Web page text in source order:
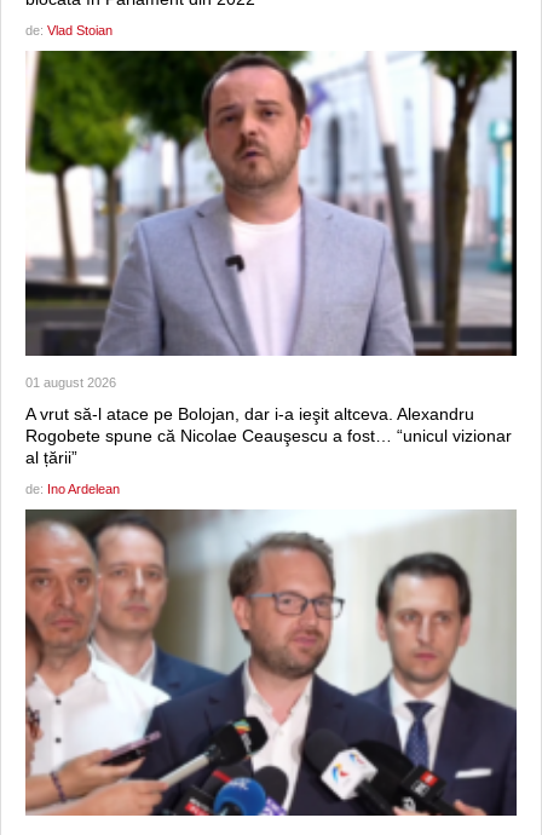
de: Vlad Stoian
01 august 2026
A vrut să-l atace pe Bolojan, dar i-a ieşit altceva. Alexandru
Rogobete spune că Nicolae Ceauşescu a fost… “unicul vizionar
al țării”
de: Ino Ardelean